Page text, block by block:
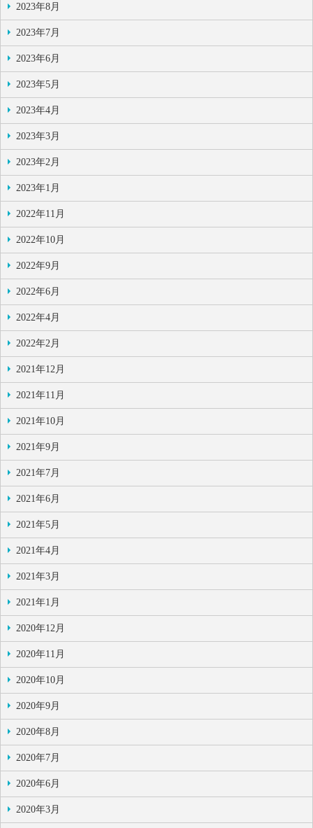
2023年8月
2023年7月
2023年6月
2023年5月
2023年4月
2023年3月
2023年2月
2023年1月
2022年11月
2022年10月
2022年9月
2022年6月
2022年4月
2022年2月
2021年12月
2021年11月
2021年10月
2021年9月
2021年7月
2021年6月
2021年5月
2021年4月
2021年3月
2021年1月
2020年12月
2020年11月
2020年10月
2020年9月
2020年8月
2020年7月
2020年6月
2020年3月